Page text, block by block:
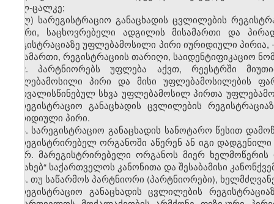
ცალ-ცალკე;
ლ) სარეგისტრაციო განაცხადის ცვლილების
გვარი, საცხოვრებელი ადგილის მისამართი და
რეგისტრაციაზე უფლებამოსილი პირი იურიდიული
მისამართი, რეგისტრაციის თარიღი, საიდენტიფიკაციო
2. პარტნიორებს უფლება აქვთ, რეესტრში
უფლებამოსილი პირი და მისი უფლებამოსილების
გათვალისწინებულ სხვა უფლებამოსილ პირთა
სარეგისტრაციო განაცხადის ცვლილების
იურიდიული პირი.
3. სარეგისტრაციო განაცხადის სანოტარო წესით
მარეგისტრირებელ ორგანოში აწერენ ან იგი
მიერ. მარეგისტრირებელი ორგანოს მიერ ხელმოწერის
შესახებ“ საქართველოს კანონითა და შესაბამისი
4. თუ საწარმოს პარტნიორი (პარტნიორები),
სარეგისტრაციო განაცხადის ცვლილების